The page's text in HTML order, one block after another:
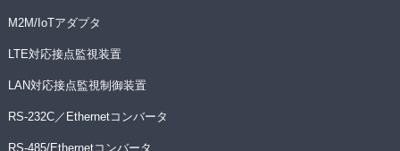
M2M/IoTアダプタ
LTE対応接点監視装置
LAN対応接点監視制御装置
RS-232C／Ethernetコンバータ
RS-485/Ethernetコンバータ